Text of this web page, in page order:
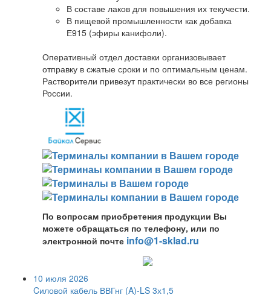
В составе лаков для повышения их текучести.
В пищевой промышленности как добавка
Е915 (эфиры канифоли).
Оперативный отдел доставки организовывает
отправку в сжатые сроки и по оптимальным ценам.
Растворители привезут практически во все регионы
России.
По вопросам приобретения продукции Вы
можете обращаться по телефону, или по
электронной почте info@1-sklad.ru
10 июля 2026
Cиловой кабель ВВГнг (A)-LS 3х1,5